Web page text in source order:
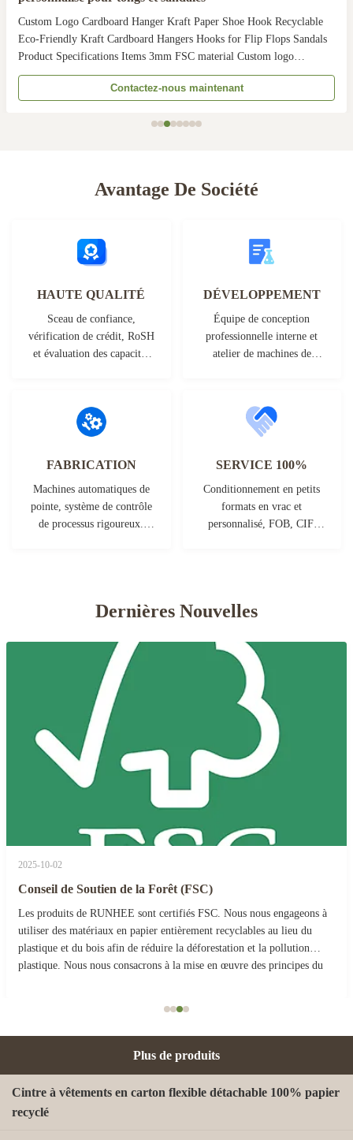
Custom Logo Cardboard Hanger Kraft Paper Shoe Hook Recyclable
Eco-Friendly Kraft Cardboard Hangers Hooks for Flip Flops Sandals
Product Specifications Items 3mm FSC material Custom logo
cardboard hanger kraft paper shoe hook Material 100% recycled
Chipboard, fiberboard, cardboard, FSC paper material ...
Contactez-nous maintenant
Avantage De Société
HAUTE QUALITÉ
Sceau de confiance,
vérification de crédit, RoSH
et évaluation des capacités
contrôle qualité strict et
d'un laboratoire d'essai
professionnel.
DÉVELOPPEMENT
Équipe de conception
professionnelle interne et
atelier de machines de
les produits dont vous avez
besoin.
FABRICATION
Machines automatiques de
pointe, système de contrôle
de processus rigoureux.
SERVICE 100%
Conditionnement en petits
formats en vrac et
personnalisé, FOB, CIF,
Dernières Nouvelles
2025-10-02
Conseil de Soutien de la Forêt (FSC)
Les produits de RUNHEE sont certifiés FSC. Nous nous engageons à
utiliser des matériaux en papier entièrement recyclables au lieu du
plastique et du bois afin de réduire la déforestation et la pollution
plastique. Nous nous consacrons à la mise en œuvre des principes du
Plus de produits
Cintre à vêtements en carton flexible détachable 100% papier
recyclé